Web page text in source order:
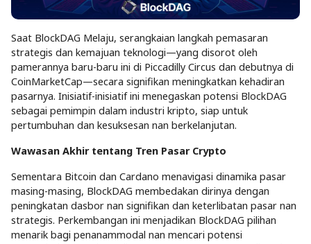
Saat BlockDAG Melaju, serangkaian langkah pemasaran
strategis dan kemajuan teknologi—yang disorot oleh
pamerannya baru-baru ini di Piccadilly Circus dan debutnya di
CoinMarketCap—secara signifikan meningkatkan kehadiran
pasarnya. Inisiatif-inisiatif ini menegaskan potensi BlockDAG
sebagai pemimpin dalam industri kripto, siap untuk
pertumbuhan dan kesuksesan nan berkelanjutan.
Wawasan Akhir tentang Tren Pasar Crypto
Sementara Bitcoin dan Cardano menavigasi dinamika pasar
masing-masing, BlockDAG membedakan dirinya dengan
peningkatan dasbor nan signifikan dan keterlibatan pasar nan
strategis. Perkembangan ini menjadikan BlockDAG pilihan
menarik bagi penanammodal nan mencari potensi